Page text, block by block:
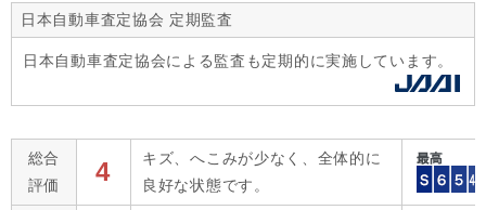
日本自動車査定協会 定期監査
日本自動車査定協会による監査も定期的に実施しています。
総合
評価
4
キズ、へこみが少なく、全体的に
良好な状態です。